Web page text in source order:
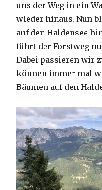
uns der Weg in ein
wieder hinaus. Nun
auf den Haldensee
führt der Forstweg
Dabei passieren wir
können immer mal
Bäumen auf den